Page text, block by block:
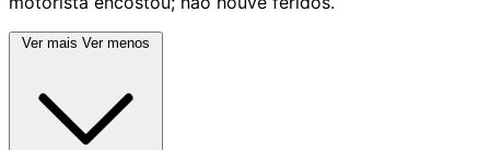
Ver mais Ver menos